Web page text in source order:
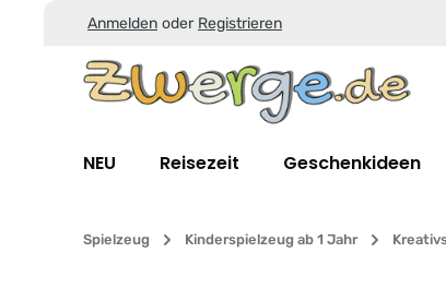
Zum Hauptinhalt springen
Zur Suche springen
Zur Hauptnavigation springen
Anmelden oder Registrieren
NEU Reisezeit Geschenkideen
Spielzeug Kinderspielzeug ab 1 Jahr